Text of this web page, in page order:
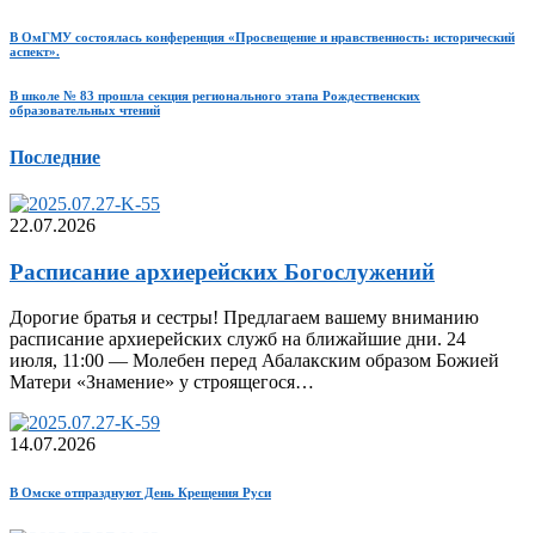
В ОмГМУ состоялась конференция «Просвещение и нравственность: исторический
аспект».
В школе № 83 прошла секция регионального этапа Рождественских
образовательных чтений
Последние
22.07.2026
Расписание архиерейских Богослужений
Дорогие братья и сестры! Предлагаем вашему вниманию
расписание архиерейских служб на ближайшие дни. 24
июля, 11:00 — Молебен перед Абалакским образом Божией
Матери «Знамение» у строящегося…
14.07.2026
В Омске отпразднуют День Крещения Руси